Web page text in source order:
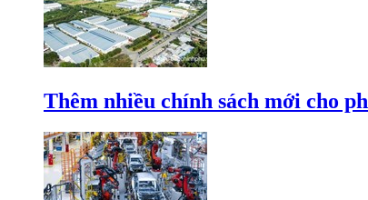
Thêm nhiều chính sách mới cho